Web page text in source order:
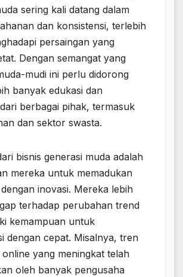
sering kali datang dalam
dan konsistensi, terlebih
persaingan yang
Dengan semangat yang
mudi ini perlu didorong
banyak edukasi dan
berbagai pihak, termasuk
dan sektor swasta.
bisnis generasi muda adalah
mereka untuk memadukan
inovasi. Mereka lebih
terhadap perubahan trend
kemampuan untuk
dengan cepat. Misalnya, tren
yang meningkat telah
oleh banyak pengusaha